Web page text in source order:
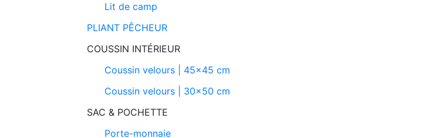
Lit de camp
PLIANT PÊCHEUR
COUSSIN INTÉRIEUR
Coussin velours | 45x45 cm
Coussin velours | 30x50 cm
SAC & POCHETTE
Porte-monnaie